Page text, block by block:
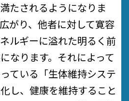
たされるようになりま
がり、他者に対して寛容
ルギーに溢れた明るく前
なります。それによって
ている「生体維持システ
し、健康を維持すること